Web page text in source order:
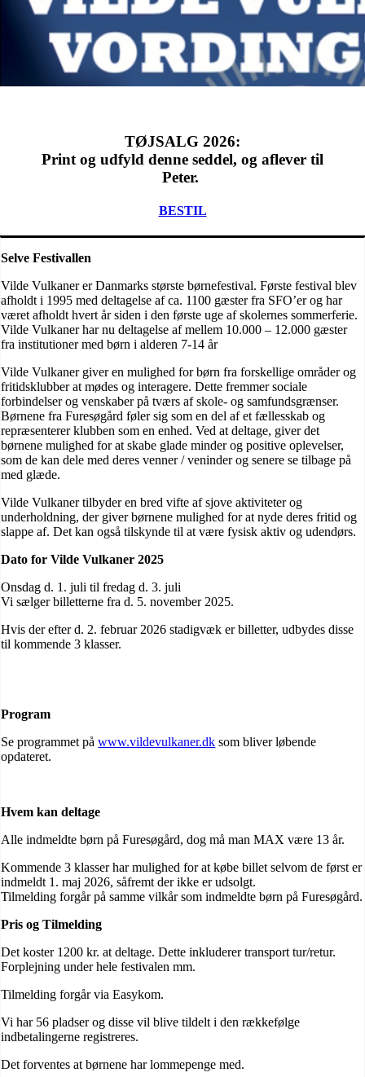
TØJSALG 2026:
Print og udfyld denne seddel, og aflever til
Peter.
BESTIL
Selve Festivallen
Vilde Vulkaner er Danmarks største børnefestival. Første festival blev
afholdt i 1995 med deltagelse af ca. 1100 gæster fra SFO’er og har
været afholdt hvert år siden i den første uge af skolernes sommerferie.
Vilde Vulkaner har nu deltagelse af mellem 10.000 – 12.000 gæster
fra institutioner med børn i alderen 7-14 år
Vilde Vulkaner giver en mulighed for børn fra forskellige områder og
fritidsklubber at mødes og interagere. Dette fremmer sociale
forbindelser og venskaber på tværs af skole- og samfundsgrænser.
Børnene fra Furesøgård føler sig som en del af et fællesskab og
repræsenterer klubben som en enhed. Ved at deltage, giver det
børnene mulighed for at skabe glade minder og positive oplevelser,
som de kan dele med deres venner / veninder og senere se tilbage på
med glæde.
Vilde Vulkaner tilbyder en bred vifte af sjove aktiviteter og
underholdning, der giver børnene mulighed for at nyde deres fritid og
slappe af. Det kan også tilskynde til at være fysisk aktiv og udendørs.
Dato for Vilde Vulkaner 2025
Onsdag d. 1. juli til fredag d. 3. juli
Vi sælger billetterne fra d. 5. november 2025.
Hvis der efter d. 2. februar 2026 stadigvæk er billetter, udbydes disse
til kommende 3 klasser.
Program
Se programmet påwww.vildevulkaner.dk som bliver løbende
opdateret.
Hvem kan deltage
Alle indmeldte børn på Furesøgård, dog må man MAX være 13 år.
Kommende 3 klasser har mulighed for at købe billet selvom de først er
indmeldt 1. maj 2026, såfremt der ikke er udsolgt.
Tilmelding forgår på samme vilkår som indmeldte børn på Furesøgård.
Pris og Tilmelding
Det koster 1200 kr. at deltage. Dette inkluderer transport tur/retur.
Forplejning under hele festivalen mm.
Tilmelding forgår via Easykom.
Vi har 56 pladser og disse vil blive tildelt i den rækkefølge
indbetalingerne registreres.
Det forventes at børnene har lommepenge med.